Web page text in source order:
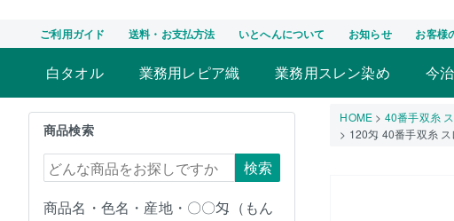
ご利用ガイド 送料・お支払方法 いとへんについて お知らせ お客様
白タオル 業務用レピア織 業務用スレン染め 今
商品検索
検索
商品名・色名・産地・〇〇匁（もん
HOME 40番手双糸
120匁 40番手双糸